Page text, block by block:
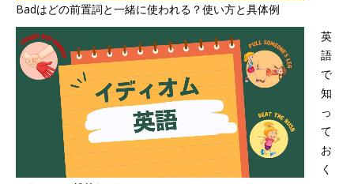
Badはどの前置詞と一緒に使われる？使い方と具体例
英
語
で
知
っ
て
お
く